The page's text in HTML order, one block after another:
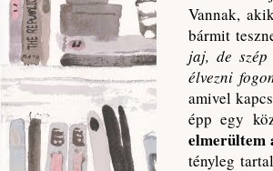
Vannak,
bármit
jaj, de
élvezni
amivel
épp egy
elmerültem
tényleg